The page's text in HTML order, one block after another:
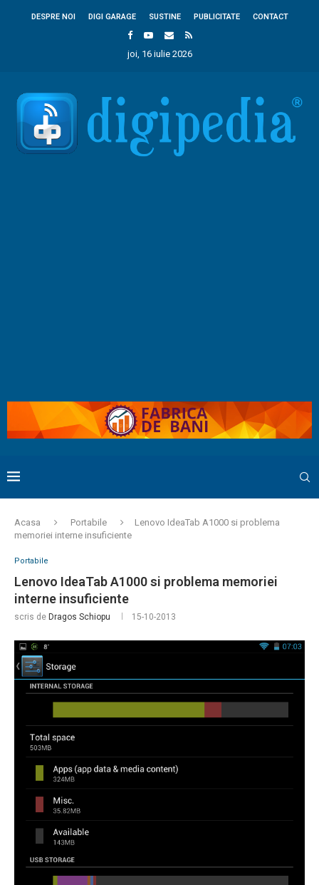
DESPRE NOI DIGI GARAGE SUSTINE PUBLICITATE CONTACT
joi, 16 iulie 2026
Acasa Portabile
Lenovo IdeaTab A1000 si problema
memoriei interne insuficiente
Portabile
Lenovo IdeaTab A1000 si problema memoriei
interne insuficiente
scris de Dragos Schiopu 15-10-2013